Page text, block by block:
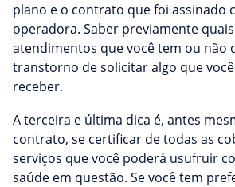
plano e o contrato que foi assinado
operadora. Saber previamente
atendimentos que você tem ou não
transtorno de solicitar algo que
receber.
A terceira e última dica é, antes
contrato, se certificar de todas as
serviços que você poderá usufruir
saúde em questão. Se você tem